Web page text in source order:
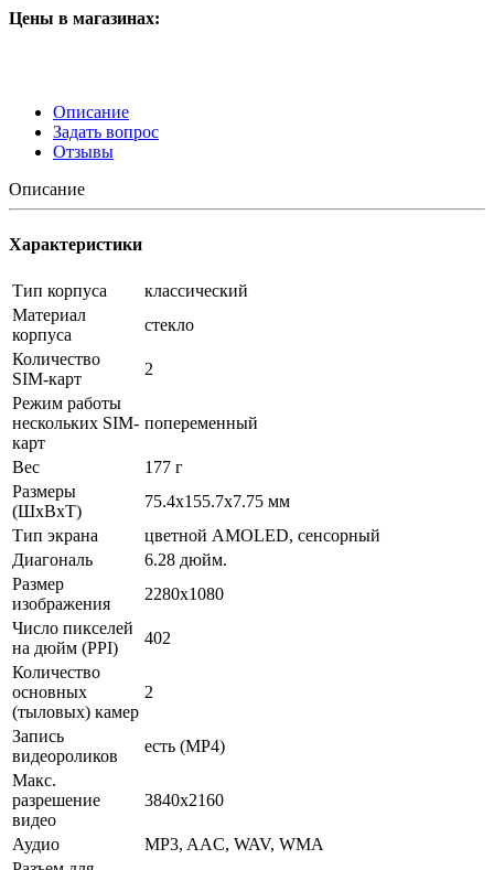
Цены в магазинах:
Описание
Задать вопрос
Отзывы
Описание
Характеристики
Тип корпуса
классический
Материал
корпуса
стекло
Количество
SIM-карт
2
Режим работы
нескольких SIM-
карт
попеременный
Вес
177 г
Размеры
(ШxВxТ)
75.4x155.7x7.75 мм
Тип экрана
цветной AMOLED, сенсорный
Диагональ
6.28 дюйм.
Размер
изображения
2280x1080
Число пикселей
на дюйм (PPI)
402
Количество
основных
(тыловых) камер
2
Запись
видеороликов
есть (MP4)
Макс.
разрешение
видео
3840x2160
Аудио
MP3, AAC, WAV, WMA